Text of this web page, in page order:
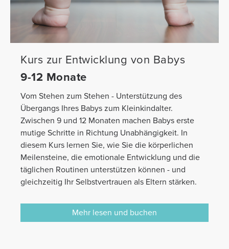
Kurs zur Entwicklung von Babys
9-12 Monate
Vom Stehen zum Stehen - Unterstützung des
Übergangs Ihres Babys zum Kleinkindalter.
Zwischen 9 und 12 Monaten machen Babys erste
mutige Schritte in Richtung Unabhängigkeit. In
diesem Kurs lernen Sie, wie Sie die körperlichen
Meilensteine, die emotionale Entwicklung und die
täglichen Routinen unterstützen können - und
gleichzeitig Ihr Selbstvertrauen als Eltern stärken.
Mehr lesen und buchen